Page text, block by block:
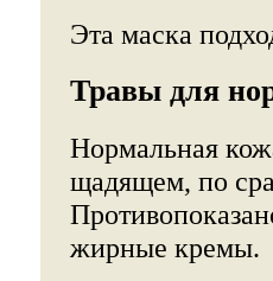
Эта маска
Травы для
Нормальная
щадящем, по
жирные кремы.